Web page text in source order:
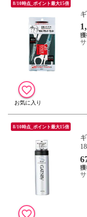
8/10時点_ポイント最大15倍
8/10時点_ポイント最大15倍